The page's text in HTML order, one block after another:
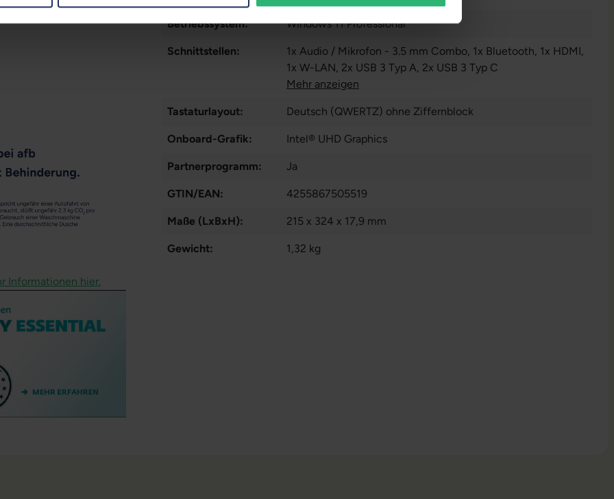
Informationen hier.
Betriebssystem: Windows 11 Professional
Schnittstellen: 1x Audio / Mikrofon - 3.5 mm Combo, 1x Bluetooth, 1x HDMI,
1x W-LAN, 2x USB 3 Typ A, 2x USB 3 Typ C
Mehr anzeigen
Tastaturlayout: Deutsch (QWERTZ) ohne Ziffernblock
Onboard-Grafik: Intel® UHD Graphics
Partnerprogramm: Ja
GTIN/EAN: 4255867505519
Maße (LxBxH): 215 x 324 x 17,9 mm
Gewicht: 1,32 kg